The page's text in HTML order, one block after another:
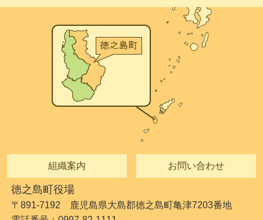
組織案内 お問い合わせ
徳之島町役場
〒891-7192 鹿児島県大島郡徳之島町亀津7203番地